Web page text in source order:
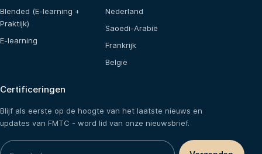
Blended (E-learning +
Praktijk)
E-learning
Nederland
Saoedi-Arabië
Frankrijk
België
Certificeringen
Blijf als eerste op de hoogte van het laatste nieuws en
updates van FMTC - word lid van onze nieuwsbrief.